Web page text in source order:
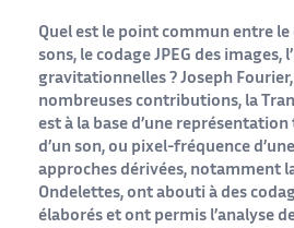
Quel est le point commun entre le
sons, le codage JPEG des images,
gravitationnelles ? Joseph Fourier,
nombreuses contributions, la
est à la base d’une
d’un son, ou pixel-fréquence
approches dérivées, notamment
Ondelettes, ont abouti à des
élaborés et ont permis l’analyse